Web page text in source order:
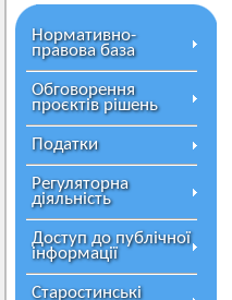
Нормативно-
правова база
Обговорення
проєктів рішень
Податки
Регуляторна
діяльність
Доступ до публічної
інформації
Старостинські